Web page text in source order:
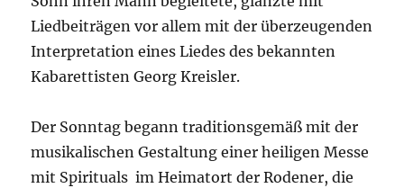
Liedbeiträgen vor allem mit der überzeugenden
Interpretation eines Liedes des bekannten
Kabarettisten Georg Kreisler.
Der Sonntag begann traditionsgemäß mit der
musikalischen Gestaltung einer heiligen Messe
mit Spirituals im Heimatort der Rodener, die